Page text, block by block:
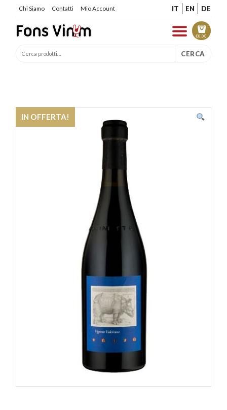
Chi Siamo Contatti Mio Account IT EN DE
€0.00
CERCA
IN OFFERTA!